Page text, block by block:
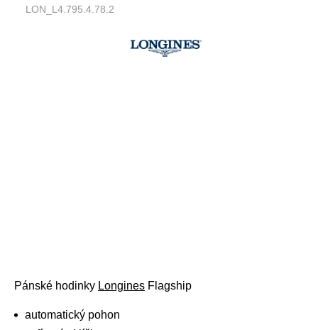
LON_L4.795.4.78.2
Značka:Longines
Pánské hodinky Longines Flagship
automatický pohon